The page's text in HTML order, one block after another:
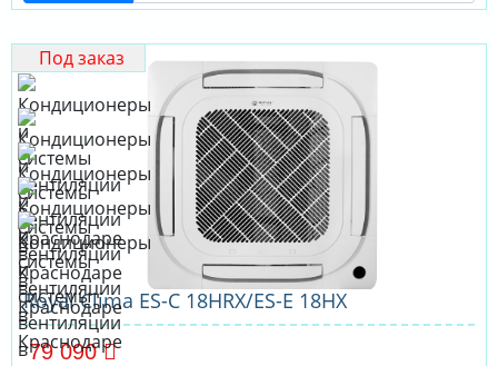
Под заказ
Royal Clima ES-C 18HRX/ES-E 18HX
79 090